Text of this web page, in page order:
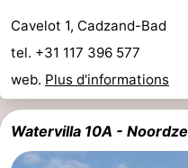
Cavelot 1, Cadzand-Bad
tel. +31 117 396 577
web. Plus d'informations
Watervilla 10A -